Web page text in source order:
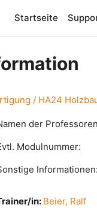
Startseite
/ HA24
der
Modulnummer:
in: Beier, Ralf